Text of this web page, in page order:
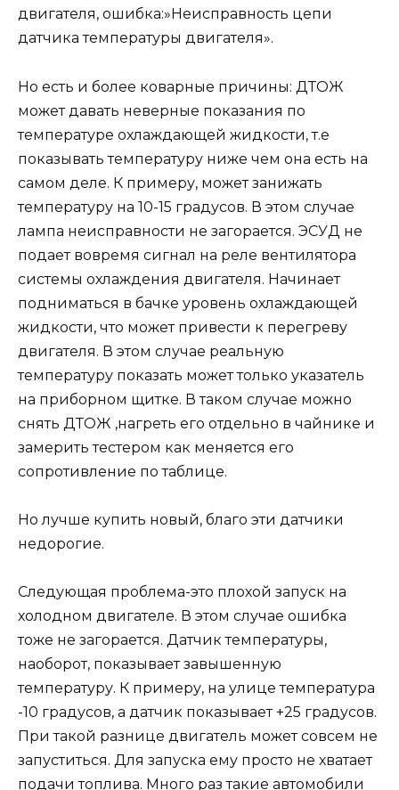
двигателя, ошибка:»Неисправность цепи
датчика температуры двигателя».
Но есть и более коварные причины: ДТОЖ
может давать неверные показания по
температуре охлаждающей жидкости, т.е
показывать температуру ниже чем она есть на
самом деле. К примеру, может занижать
температуру на 10-15 градусов. В этом случае
лампа неисправности не загорается. ЭСУД не
подает вовремя сигнал на реле вентилятора
системы охлаждения двигателя. Начинает
подниматься в бачке уровень охлаждающей
жидкости, что может привести к перегреву
двигателя. В этом случае реальную
температуру показать может только указатель
на приборном щитке. В таком случае можно
снять ДТОЖ ,нагреть его отдельно в чайнике и
замерить тестером как меняется его
сопротивление по таблице.
Но лучше купить новый, благо эти датчики
недорогие.
Следующая проблема-это плохой запуск на
холодном двигателе. В этом случае ошибка
тоже не загорается. Датчик температуры,
наоборот, показывает завышенную
температуру. К примеру, на улице температура
-10 градусов, а датчик показывает +25 градусов.
При такой разнице двигатель может совсем не
запуститься. Для запуска ему просто не хватает
подачи топлива. Много раз такие автомобили